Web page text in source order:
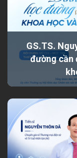
GS.TS.
đường cần